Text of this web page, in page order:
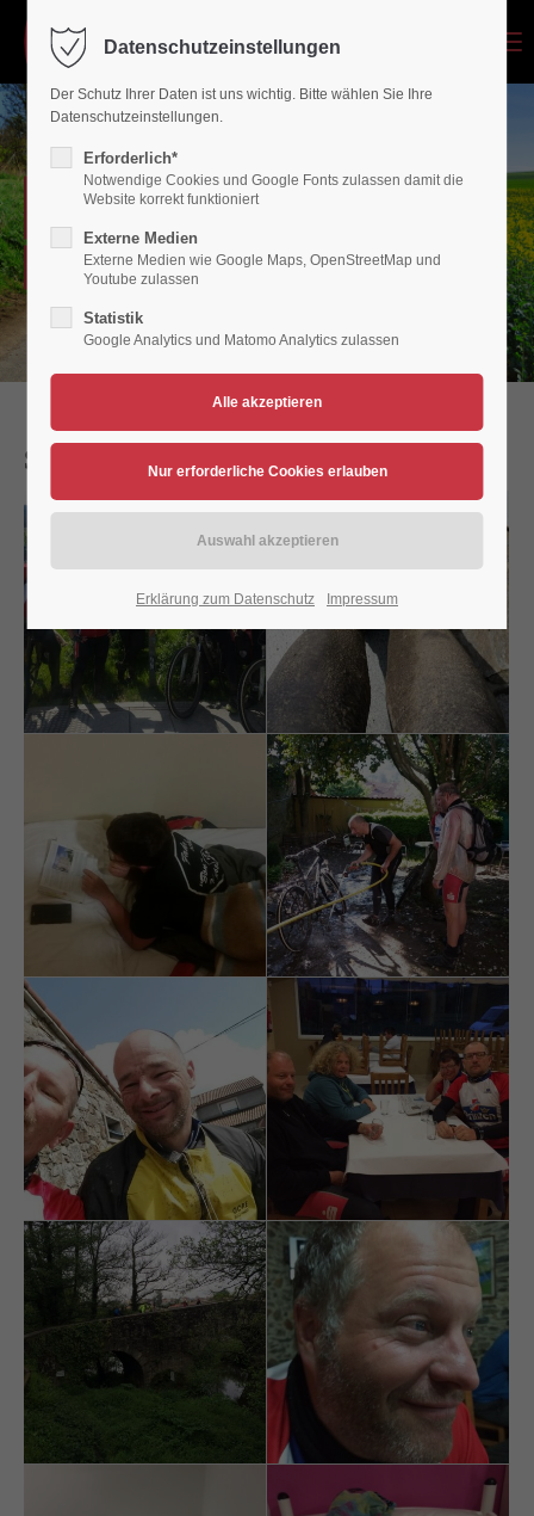
Login
Benutzername
Anmelden
Support
24h/ 365days
We offer support for our customers
(GMT +1)
Cybersteel Inc.
376-293 City Road, Suite 600
San Francisco, CA 94102
Have any questions?
Drop us a line
info@yourdomain.com
About us
Lorem ipsum dolor sit amet, consectetuer adipiscing elit.
Aenean commodo ligula eget dolor. Aenean massa. Cum
sociis natoque penatibus et magnis dis parturient montes,
nascetur ridiculus mus. Donec quam felis, ultricies nec.
UNSERE GALERIE
Radsport - VfB Polch
Santiago de Compostela 2015
Datenschutzeinstellungen
Der Schutz Ihrer Daten ist uns wichtig. Bitte wählen Sie Ihre
Datenschutzeinstellungen.
Erforderlich*
Notwendige Cookies und Google Fonts zulassen damit die
Website korrekt funktioniert
Externe Medien
Externe Medien wie Google Maps, OpenStreetMap und
Youtube zulassen
Statistik
Google Analytics und Matomo Analytics zulassen
Erklärung zum Datenschutz Impressum